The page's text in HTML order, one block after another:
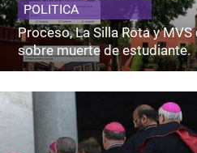
POLITICA
Proceso, La Silla Rota y
sobre muerte de estudiante.